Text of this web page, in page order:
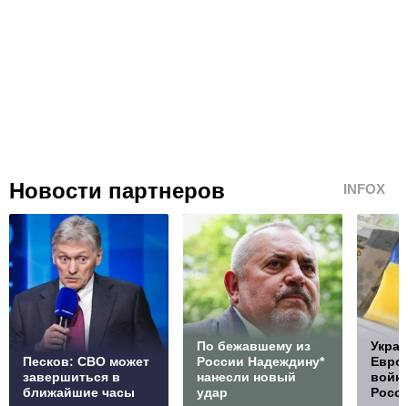
Новости партнеров INFOX
Песков: СВО может
завершиться в
ближайшие часы
По бежавшему из
России Надеждину*
нанесли новый
удар